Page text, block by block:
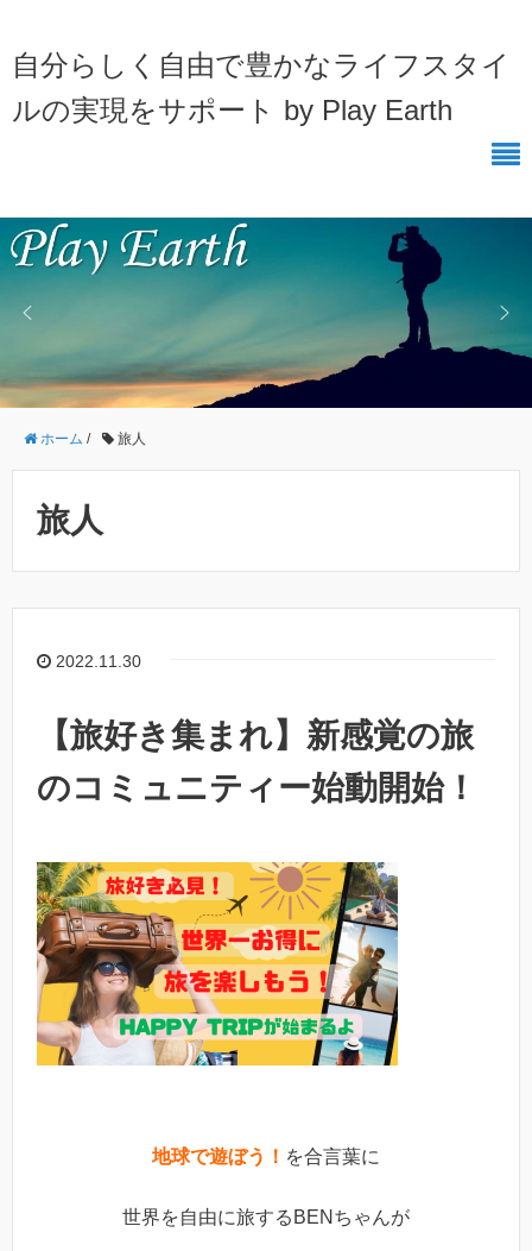
自分らしく自由で豊かなライフスタイ
ルの実現をサポート by Play Earth
ホーム / 旅人
旅人
2022.11.30
【旅好き集まれ】新感覚の旅
のコミュニティー始動開始！
地球で遊ぼう！ を合言葉に
世界を自由に旅するBENちゃんが